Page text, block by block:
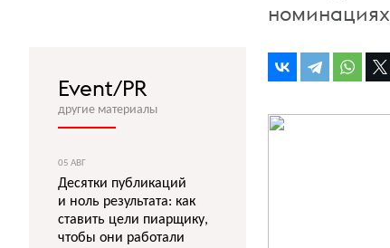
номинациях
Event/PR
другие материалы
05 АВГ
Десятки публикаций
и ноль результата: как
ставить цели пиарщику,
чтобы они работали